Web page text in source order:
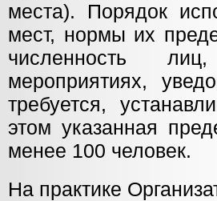
места). Порядок
мест, нормы их
численность
мероприятиях,
требуется,
этом указанная
менее 100 человек.
На практике